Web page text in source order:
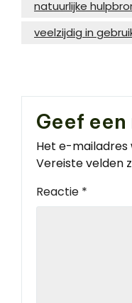
natuurlijke
veelzijdig in
Geef
Het e-
Vereiste velden
Reactie *